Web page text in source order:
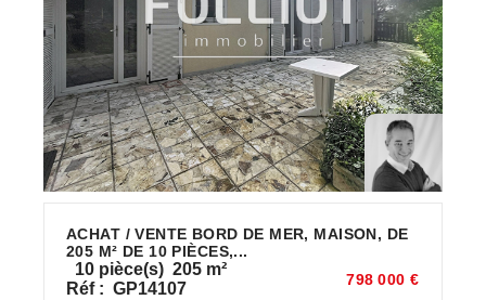
ACHAT / VENTE BORD DE MER, MAISON, DE
205 M² DE 10 PIÈCES,...
10 pièce(s) 205 m²
Réf : GP14107 798 000 €